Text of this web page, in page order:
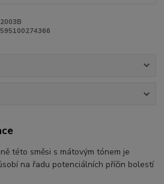
této směsi s mátovým tónem je
na řadu potenciálních příčin bolestí